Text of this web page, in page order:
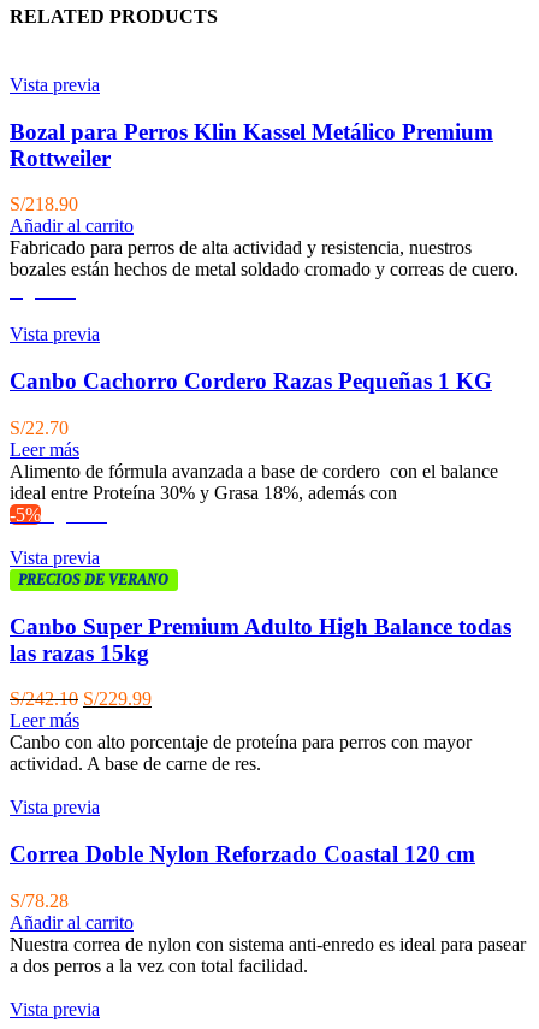
RELATED PRODUCTS
Vista previa
Bozal para Perros Klin Kassel Metálico Premium
Rottweiler
S/218.90
Añadir al carrito
Fabricado para perros de alta actividad y resistencia, nuestros
bozales están hechos de metal soldado cromado y correas de cuero.
Vista previa
Canbo Cachorro Cordero Razas Pequeñas 1 KG
S/22.70
Leer más
Alimento de fórmula avanzada a base de cordero con el balance
ideal entre Proteína 30% y Grasa 18%, además con
-5%
Vista previa
PRECIOS DE VERANO
Canbo Super Premium Adulto High Balance todas
las razas 15kg
S/242.10 El
original
era:
S/229.99El
actual
es:
Leer más
Canbo con alto porcentaje de proteína para perros con mayor
actividad. A base de carne de res.
Vista previa
Correa Doble Nylon Reforzado Coastal 120 cm
S/78.28
Añadir al carrito
Nuestra correa de nylon con sistema anti-enredo es ideal para pasear
a dos perros a la vez con total facilidad.
Vista previa